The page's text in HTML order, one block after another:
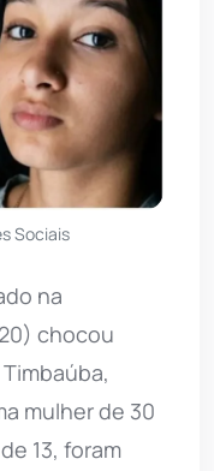
Sociais
na
chocou
mulher de 30
13, foram